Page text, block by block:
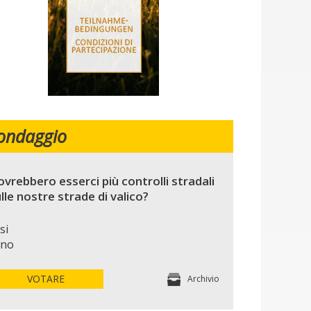
esserci più controlli stradali
nostre strade di valico?
si
no
VOTARE Archivio